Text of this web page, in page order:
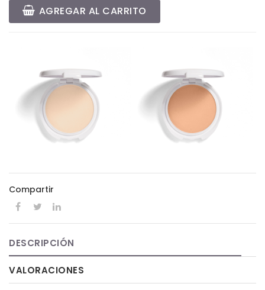
AGREGAR AL CARRITO
Compartir
DESCRIPCIÓN
VALORACIONES